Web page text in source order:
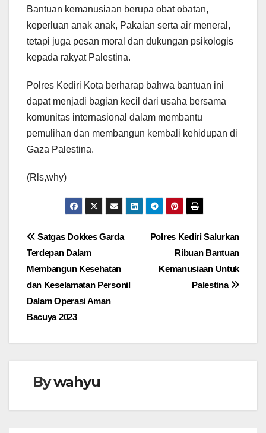
Bantuan kemanusiaan berupa obat obatan,
keperluan anak anak, Pakaian serta air meneral,
tetapi juga pesan moral dan dukungan psikologis
kepada rakyat Palestina.
Polres Kediri Kota berharap bahwa bantuan ini
dapat menjadi bagian kecil dari usaha bersama
komunitas internasional dalam membantu
pemulihan dan membangun kembali kehidupan di
Gaza Palestina.
(Rls,why)
Navigasi
pos
Polres Kediri Salurkan
Ribuan Bantuan
Kemanusiaan Untuk
Palestina
Satgas Dokkes Garda
Terdepan Dalam
Membangun Kesehatan
dan Keselamatan Personil
Dalam Operasi Aman
Bacuya 2023
Bywahyu